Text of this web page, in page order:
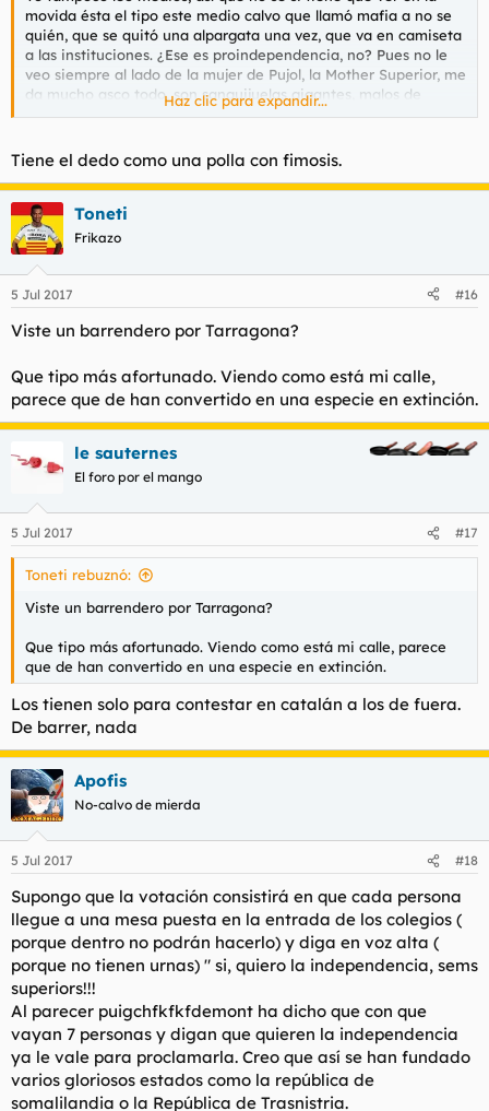
movida ésta el tipo este medio calvo que llamó mafia a no se
quién, que se quitó una alpargata una vez, que va en camiseta
a las instituciones. ¿Ese es proindependencia, no? Pues no le
veo siempre al lado de la mujer de Pujol, la Mother Superior, me
da mucho asco todo, son sanguijuelas gigantes, malos de
comic, aliens de Carpenter.
A este me refiero.
Haz clic para expandir...
Tiene el dedo como una polla con fimosis.
Toneti
Frikazo
5 Jul 2017 #16
Viste un barrendero por Tarragona?
Que tipo más afortunado. Viendo como está mi calle,
parece que de han convertido en una especie en extinción.
le sauternes
El foro por el mango
5 Jul 2017 #17
Toneti rebuznó:
Viste un barrendero por Tarragona?
Que tipo más afortunado. Viendo como está mi calle, parece
que de han convertido en una especie en extinción.
Los tienen solo para contestar en catalán a los de fuera.
De barrer, nada
Apofis
No-calvo de mierda
5 Jul 2017 #18
Supongo que la votación consistirá en que cada persona
llegue a una mesa puesta en la entrada de los colegios (
porque dentro no podrán hacerlo) y diga en voz alta (
porque no tienen urnas) " si, quiero la independencia, sems
superiors!!!
Al parecer puigchfkfkfdemont ha dicho que con que
vayan 7 personas y digan que quieren la independencia
ya le vale para proclamarla. Creo que así se han fundado
varios gloriosos estados como la república de
somalilandia o la República de Trasnistria.